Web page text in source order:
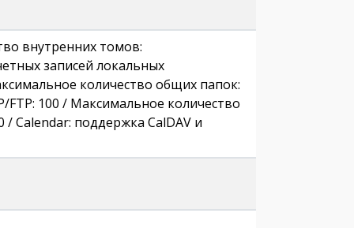
внутренних томов:
записей локальных
количество общих папок:
100 / Максимальное количество
Calendar: поддержка CalDAV и